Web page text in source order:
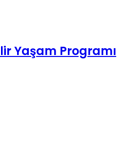
Yaşam Programı